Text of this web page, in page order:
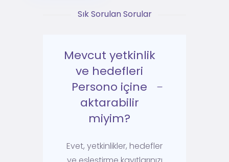
Sık Sorulan Sorular
Mevcut yetkinlik
ve hedefleri
Persono içine
aktarabilir
miyim?
Evet, yetkinlikler, hedefler